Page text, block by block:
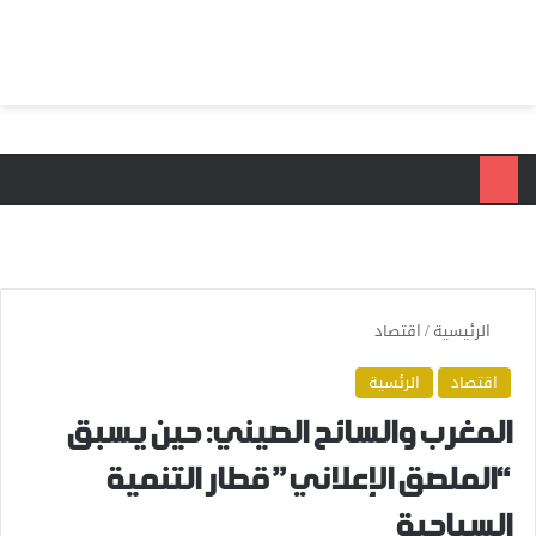
الرئيسية/اقتصاد
اقتصاد
الرئسية
المغرب والسائح الصيني: حين يسبق
“الملصق الإعلاني” قطار التنمية
السياحية